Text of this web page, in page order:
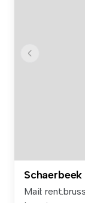
Schaerbeek
Mail: